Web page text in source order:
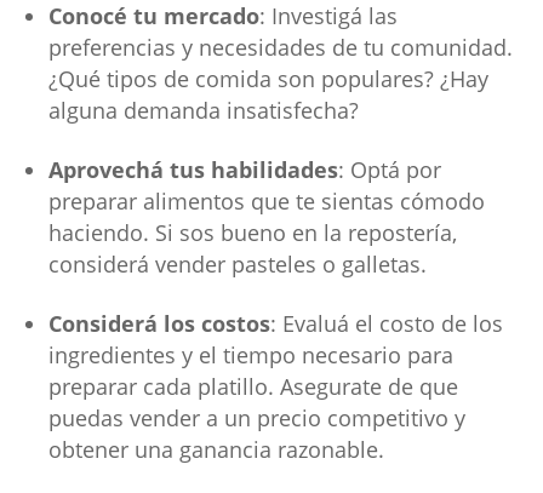
Conocé tu mercado: Investigá las
preferencias y necesidades de tu comunidad.
¿Qué tipos de comida son populares? ¿Hay
alguna demanda insatisfecha?
Aprovechá tus habilidades: Optá por
preparar alimentos que te sientas cómodo
haciendo. Si sos bueno en la repostería,
considerá vender pasteles o galletas.
Considerá los costos: Evaluá el costo de los
ingredientes y el tiempo necesario para
preparar cada platillo. Asegurate de que
puedas vender a un precio competitivo y
obtener una ganancia razonable.